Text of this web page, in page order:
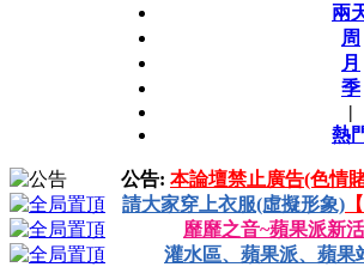
兩
周
月
季
|
熱
公告: 本論壇禁止廣告(色情
請大家穿上衣服(虛擬形象)
靡靡之音~蘋果派新
灌水區、蘋果派、蘋果